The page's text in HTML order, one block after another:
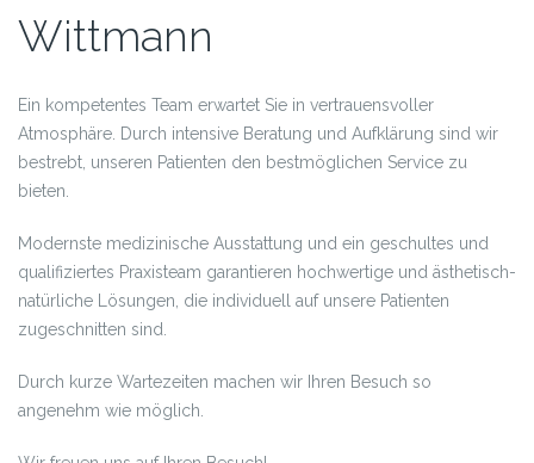
Wittmann
Ein kompetentes Team erwartet Sie in vertrauensvoller
Atmosphäre. Durch intensive Beratung und Aufklärung sind wir
bestrebt, unseren Patienten den bestmöglichen Service zu
bieten.
Modernste medizinische Ausstattung und ein geschultes und
qualifiziertes Praxisteam garantieren hochwertige und ästhetisch-
natürliche Lösungen, die individuell auf unsere Patienten
zugeschnitten sind.
Durch kurze Wartezeiten machen wir Ihren Besuch so
angenehm wie möglich.